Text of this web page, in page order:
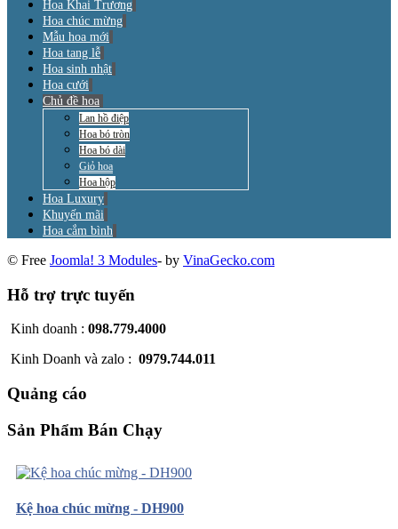
Hoa Khai Trương
Hoa chúc mừng
Mẫu hoa mới
Hoa tang lễ
Hoa sinh nhật
Hoa cưới
Chủ đề hoa
Lan hồ điệp
Hoa bó tròn
Hoa bó dài
Giỏ hoa
Hoa hộp
Hoa Luxury
Khuyến mãi
Hoa cắm bình
© Free Joomla! 3 Modules- by VinaGecko.com
Hỗ trợ trực tuyến
Kinh doanh : 098.779.4000
Kinh Doanh và zalo : 0979.744.011
Quảng cáo
Sản Phẩm Bán Chạy
Kệ hoa chúc mừng - DH900